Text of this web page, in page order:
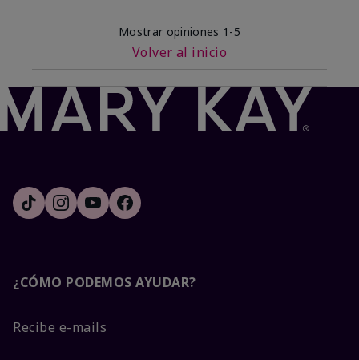
Mostrar opiniones 1-5
Volver al inicio
¿CÓMO PODEMOS AYUDAR?
Recibe e-mails